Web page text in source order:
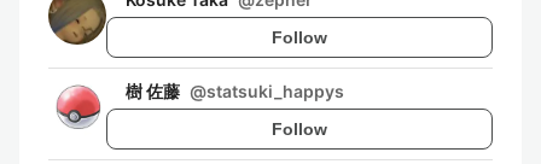
Follow
樹 佐藤 @statsuki_happys
Follow